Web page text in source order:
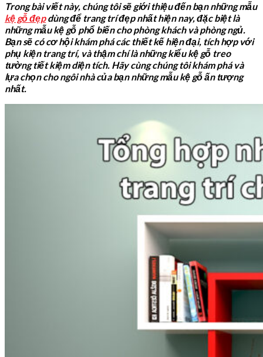
Trong bài viết này, chúng tôi sẽ giới thiệu đến bạn những mẫu
kệ gỗ đẹp dùng để trang trí đẹp nhất hiện nay, đặc biệt là
những mẫu kệ gỗ phổ biến cho phòng khách và phòng ngủ.
Bạn sẽ có cơ hội khám phá các thiết kế hiện đại, tích hợp với
phụ kiện trang trí, và thậm chí là những kiểu kệ gỗ treo
tường tiết kiệm diện tích. Hãy cùng chúng tôi khám phá và
lựa chọn cho ngôi nhà của bạn những mẫu kệ gỗ ấn tượng
nhất.